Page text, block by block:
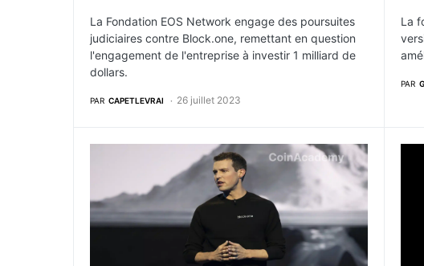
La Fondation EOS Network engage des poursuites
judiciaires contre Block.one, remettant en question
l'engagement de l'entreprise à investir 1 milliard de
dollars.
PAR CAPETLEVRAI 26 juillet 2023
La
PAR
Le fondateur d’EOS devient l’actionnaire principal de